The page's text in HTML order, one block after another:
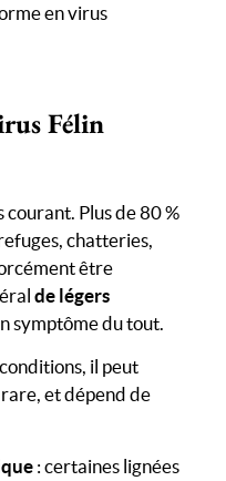
en virus
Félin
courant. Plus de 80 %
chatteries,
être
de légers
symptôme du tout.
il peut
et dépend de
: certaines lignées